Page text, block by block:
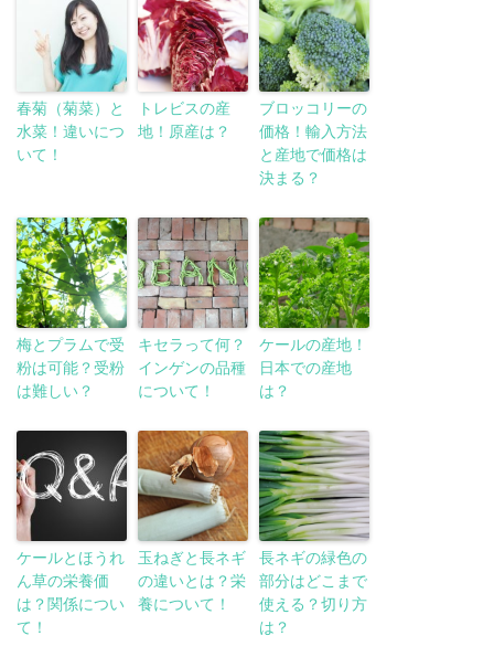
春菊（菊菜）と
水菜！違いにつ
いて！
トレビスの産
地！原産は？
ブロッコリーの
価格！輸入方法
と産地で価格は
決まる？
梅とプラムで受
粉は可能？受粉
は難しい？
キセラって何？
インゲンの品種
について！
ケールの産地！
日本での産地
は？
ケールとほうれ
ん草の栄養価
は？関係につい
て！
玉ねぎと長ネギ
の違いとは？栄
養について！
長ネギの緑色の
部分はどこまで
使える？切り方
は？